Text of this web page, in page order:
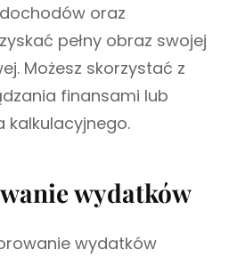
oraz
pełny obraz swojej
Możesz skorzystać z
finansami lub
kalkulacyjnego.
wydatków
wydatków